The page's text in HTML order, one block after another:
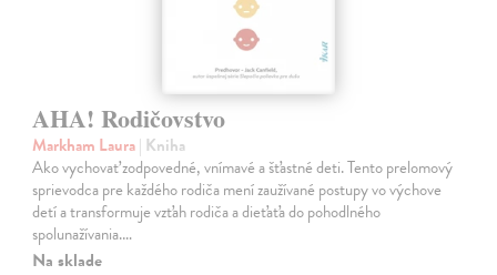
AHA! Rodičovstvo
Markham Laura| Kniha
Ako vychovať zodpovedné, vnímavé a šťastné deti. Tento prelomový
sprievodca pre každého rodiča mení zaužívané postupy vo výchove
detí a transformuje vzťah rodiča a dieťaťa do pohodlného
spolunažívania.…
Na sklade